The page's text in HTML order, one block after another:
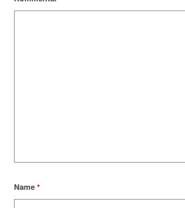
Name *